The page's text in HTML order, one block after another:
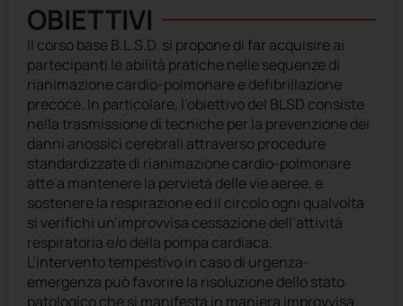
OBIETTIVI
Il corso base B.L.S.D. si propone di far acquisire ai
partecipanti le abilità pratiche nelle sequenze di
rianimazione cardio-polmonare e defibrillazione
precoce. In particolare, l’obiettivo del BLSD consiste
nella trasmissione di tecniche per la prevenzione dei
danni anossici cerebrali attraverso procedure
standardizzate di rianimazione cardio-polmonare
atte a mantenere la pervietà delle vie aeree, e
sostenere la respirazione ed il circolo ogni qualvolta
si verifichi un’improvvisa cessazione dell’attività
respiratoria e/o della pompa cardiaca.
L’intervento tempestivo in caso di urgenza-
emergenza può favorire la risoluzione dello stato
patologico che si manifesta in maniera improvvisa.